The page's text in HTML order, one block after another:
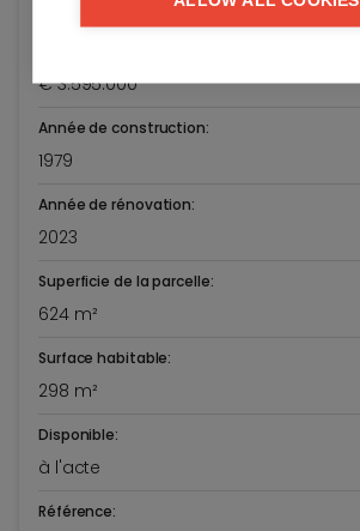
Finition luxueuse
€ 3.595.000
Année de construction:
1979
Année de rénovation:
2023
Superficie de la parcelle:
624 m²
Surface habitable:
298 m²
Disponible:
à l'acte
Référence: